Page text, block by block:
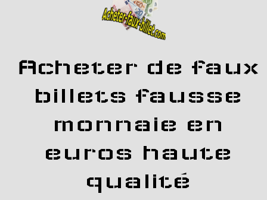
Acheter de faux
billets fausse
monnaie en
euros haute
qualité